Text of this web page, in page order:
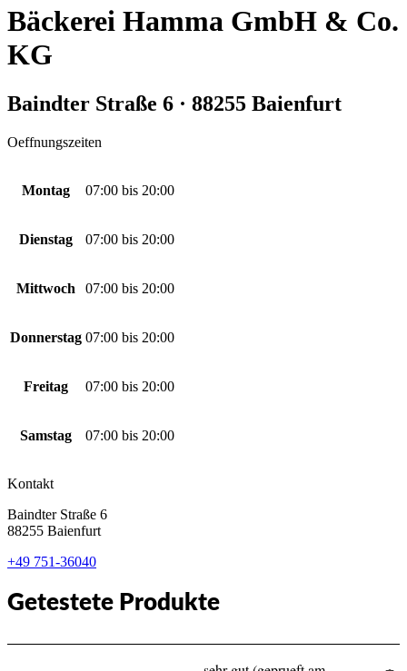
Bäckerei Hamma GmbH & Co.
KG
Baindter Straße 6 · 88255 Baienfurt
Oeffnungszeiten
Montag 07:00 bis 20:00
Dienstag 07:00 bis 20:00
Mittwoch 07:00 bis 20:00
Donnerstag 07:00 bis 20:00
Freitag 07:00 bis 20:00
Samstag 07:00 bis 20:00
Kontakt
Baindter Straße 6
88255 Baienfurt
+49 751-36040
Getestete Produkte